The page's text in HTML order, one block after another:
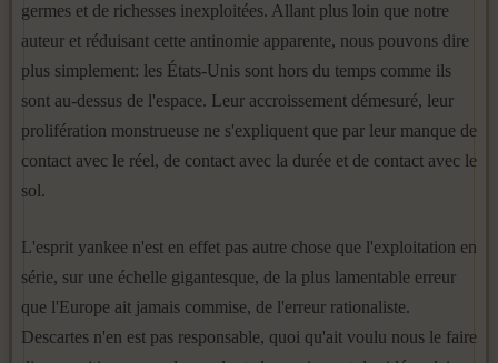
germes et de richesses inexploitées. Allant plus loin que notre
auteur et réduisant cette antinomie apparente, nous pouvons dire
plus simplement: les États-Unis sont hors du temps comme ils
sont au-dessus de l'espace. Leur accroissement démesuré, leur
proliféra­tion monstrueuse ne s'expliquent que par leur manque de
contact avec le réel, de contact avec la durée et de contact avec le
sol.
L'esprit yankee n'est en effet pas autre chose que l'exploitation en
série, sur une échelle gigantesque, de la plus lamentable erreur
que l'Europe ait jamais commise, de l'erreur rationaliste.
Descartes n'en est pas responsable, quoi qu'ait voulu nous le faire